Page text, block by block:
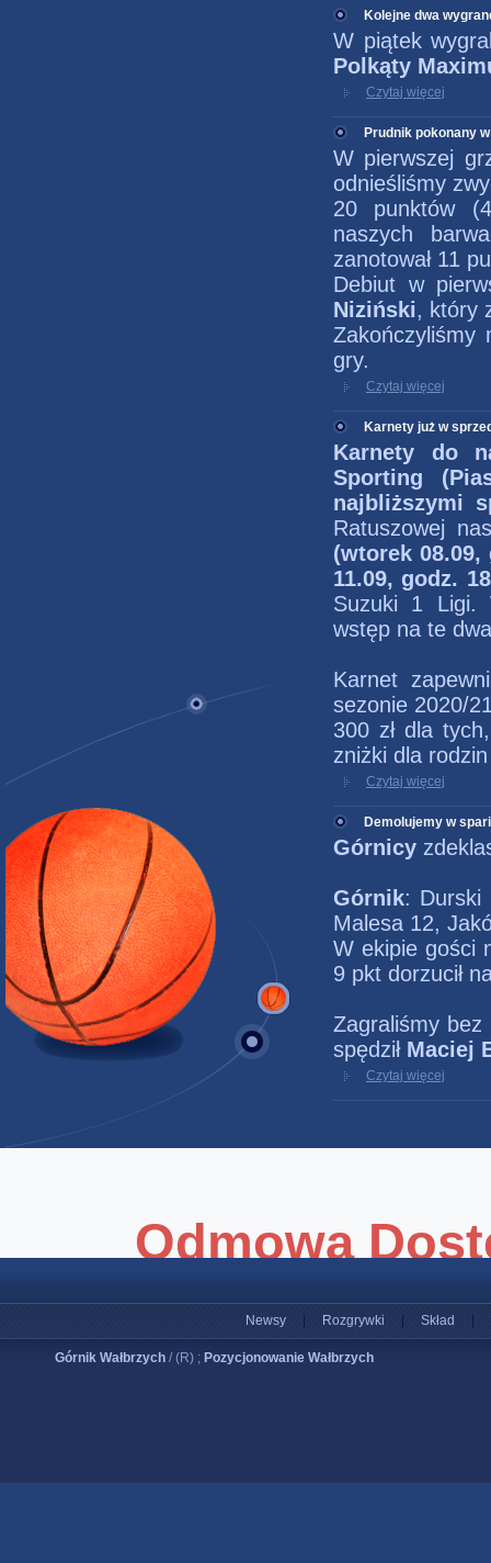
Kolejne dwa
W piątek
Polkąty
Czytaj więcej
Prudnik pokonany
W pierwszej
odnieśliśmy
20 punktów
naszych
zanotował 11
Debiut w
Niziński, który
gry.
Czytaj więcej
Karnety już w
Karnety do
Sporting
najbliższymi
Ratuszowej
(wtorek 08.09,
11.09, godz.
Suzuki 1 Ligi.
wstęp na te
Karnet
sezonie 2020/
300 zł dla
zniżki dla
Czytaj więcej
Demolujemy w
Górnicy
Górnik: Durski
Malesa 12,
W ekipie gości
9 pkt dorzucił
Zagraliśmy bez
spędził Maciej
Czytaj więcej
Newsy Rozgrywki Skład
Górnik Wałbrzych / (R) ; Pozycjonowanie Wałbrzych